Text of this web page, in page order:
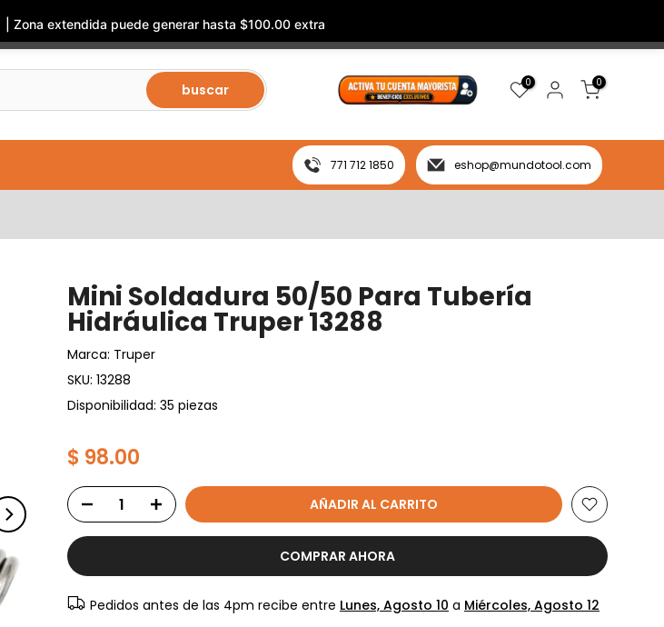
| Zona extendida puede generar hasta $100.00 extra
buscar 0 0
771 712 1850 eshop@mundotool.com
Mini Soldadura 50/50 Para Tubería
Hidráulica Truper 13288
Marca: Truper
SKU: 13288
Disponibilidad: 35 piezas
$ 98.00
AÑADIR AL CARRITO
COMPRAR AHORA
Pedidos antes de las 4pm recibe entre Lunes, Agosto 10 a Miércoles, Agosto 12